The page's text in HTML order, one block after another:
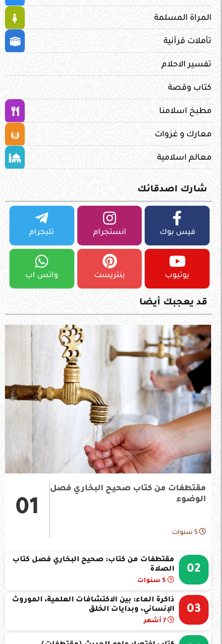
المراة المسلمة
تأملات قرآنية
تفسير الاحلام
كتاب وقصة
مطبخ اسلامنا
معارك و غزوات
معالم اسلامية
شارك اصدقائك
فيس بوك انستجرام تليجرام
يوتيوب بنتريست واتس اب
قد يعجبك أيضا
مقتطفات من كتاب صحيح البخاري فصل
الوضوء
01
02
مقتطفات من كتاب: صحيح البخاري فصل كتاب
الصلاة
03
ذاكرة الماء: بين الاكتشافات العلمية، الموروث
الإنساني، وبدايات الخلق